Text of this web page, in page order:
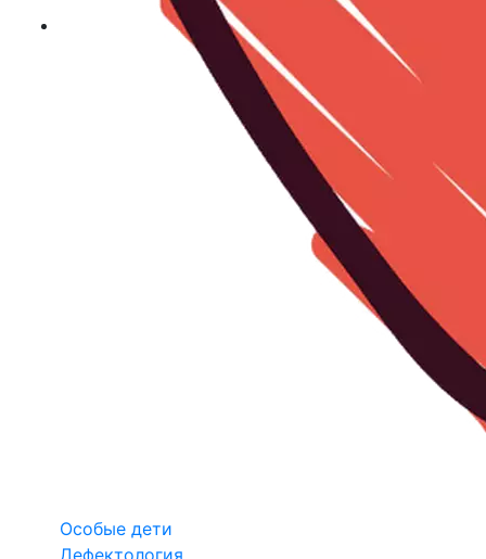
Особые дети
Дефектология